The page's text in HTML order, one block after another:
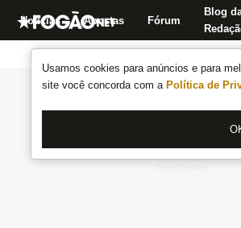
Usamos cookies para anúncios e para
site você concorda com a Política de
Notícias Apostas Fórum
Blog